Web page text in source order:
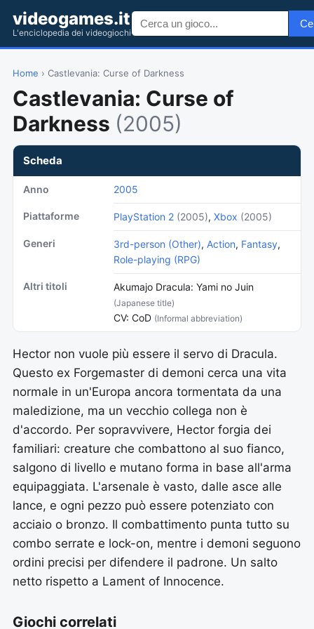
videogames.it
L'enciclopedia dei videogiochi
Home › Castlevania: Curse of Darkness
Castlevania: Curse of
Darkness (2005)
Scheda
Anno 2005
Piattaforme PlayStation 2 (2005), Xbox (2005)
Generi 3rd-person (Other), Action, Fantasy,
Role-playing (RPG)
Altri titoli Akumajo Dracula: Yami no Juin
(Japanese title)
CV: CoD (Informal abbreviation)
Hector non vuole più essere il servo di Dracula.
Questo ex Forgemaster di demoni cerca una vita
normale in un'Europa ancora tormentata da una
maledizione, ma un vecchio collega non è
d'accordo. Per sopravvivere, Hector forgia dei
familiari: creature che combattono al suo fianco,
salgono di livello e mutano forma in base all'arma
equipaggiata. L'arsenale è vasto, dalle asce alle
lance, e ogni pezzo può essere potenziato con
acciaio o bronzo. Il combattimento punta tutto su
combo serrate e lock-on, mentre i demoni seguono
ordini precisi per difendere il padrone. Un salto
netto rispetto a Lament of Innocence.
Giochi correlati